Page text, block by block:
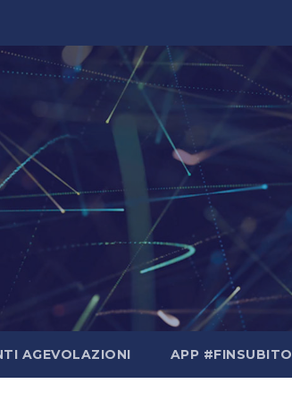
AGEVOLAZIONI APP #FINSUBITO